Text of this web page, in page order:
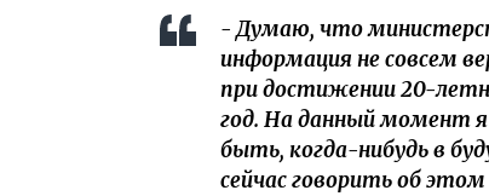
- Думаю, что
информация не совсем
при достижении 20-
год. На данный момент
быть, когда-нибудь в
сейчас говорить об